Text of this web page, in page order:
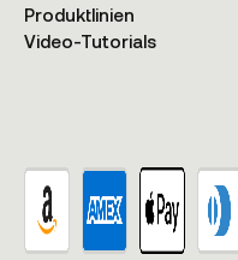
Produktlinien
Video-Tutorials